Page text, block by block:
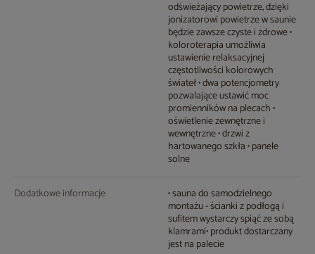
odświeżający powietrze, dzięki
jonizatorowi powietrze w saunie
będzie zawsze czyste i zdrowe •
koloroterapia umożliwia
ustawienie relaksacyjnej
częstotliwości kolorowych
świateł • dwa potencjometry
pozwalające ustawić moc
promienników na plecach •
oświetlenie zewnętrzne i
wewnętrzne • drzwi z
hartowanego szkła • panele
solne
Dodatkowe informacje • sauna do samodzielnego
montażu - ścianki z podłogą i
sufitem wystarczy spiąć ze sobą
klamrami• produkt dostarczany
jest na palecie